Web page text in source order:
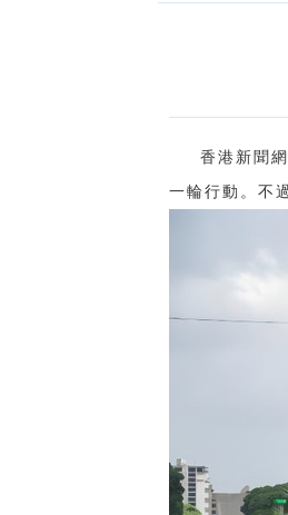
香港 新聞網
一輪行動。不